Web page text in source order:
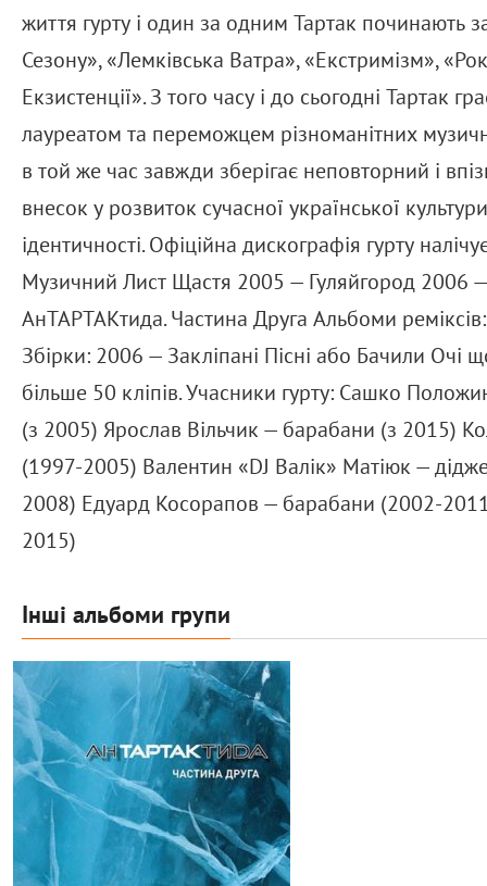
життя гурту і один за одним Тартак починають
Сезону», «Лемківська Ватра», «Екстримізм»,
Екзистенції». З того часу і до сьогодні Тартак
лауреатом та переможцем різноманітних
в той же час завжди зберігає неповторний і
внесок у розвиток сучасної української
ідентичності. Офіційна дискографія гурту
Музичний Лист Щастя 2005 — Гуляйгород 2006
АнТАРТАКтида. Частина Друга Альбоми
Збірки: 2006 — Закліпані Пісні або Бачили
більше 50 кліпів. Учасники гурту: Сашко
(з 2005) Ярослав Вільчик — барабани (з 2015)
(1997-2005) Валентин «DJ Валік» Матіюк —
2008) Едуард Косорапов — барабани (2002-
2015)
Інші альбоми групи